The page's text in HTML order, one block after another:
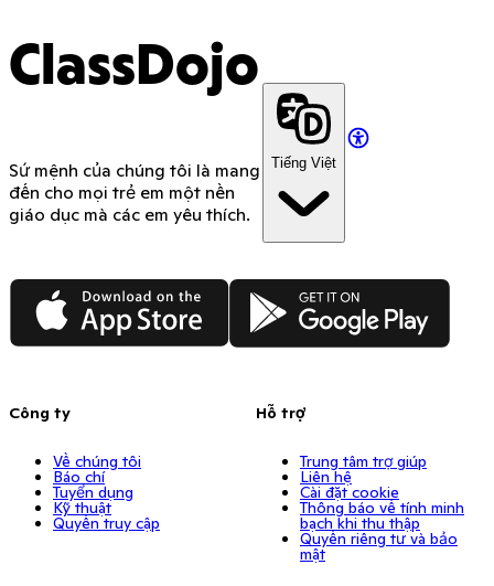
ClassDojo
Sứ mệnh của chúng tôi là mang
đến cho mọi trẻ em một nền
giáo dục mà các em yêu thích.
Tiếng Việt
App Store Google Play
Công ty
Về chúng tôi
Báo chí
Tuyển dụng
Kỹ thuật
Quyền truy cập
Hỗ trợ
Trung tâm trợ giúp
Liên hệ
Cài đặt cookie
Thông báo về tính minh
bạch khi thu thập
Quyền riêng tư và bảo
mật